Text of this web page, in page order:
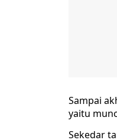
Sampai
yaitu
Sekedar